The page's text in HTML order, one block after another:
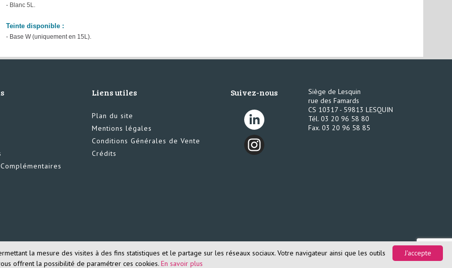
- Blanc 5L.
Teinte disponible :
- Base W (uniquement en 15L).
Liens utiles
Plan du site
Mentions légales
Conditions Générales de Vente
Crédits
Suivez-nous
Siège de Lesquin
rue des Famards
CS 10317 - 59813 LESQUIN
Tél. 03 20 96 58 80
Fax. 03 20 96 58 85
J'accepte
la mesure des visites à des fins statistiques et le partage sur les réseaux sociaux. Votre navigateur ainsi que les outils
offrent la possibilité de paramétrer ces cookies. En savoir plus